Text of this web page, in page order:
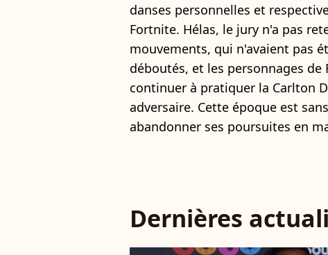
danses personnelles et
Fortnite. Hélas, le jury n'a pas
mouvements, qui n'avaient pas
déboutés, et les personnages
continuer à pratiquer la Carlton
adversaire. Cette époque est
abandonner ses poursuites en
Dernières